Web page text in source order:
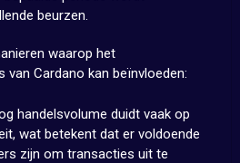
beurzen.
waarop het
van Cardano kan beïnvloeden:
handelsvolume duidt vaak op
wat betekent dat er voldoende
zijn om transacties uit te